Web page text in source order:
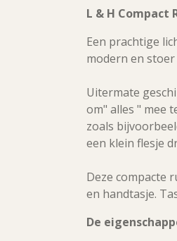
L & H
Een prachtige
modern en stoer
Uitermate
om" alles " mee
zoals
een klein flesje
Deze compacte
en handtasje.
De